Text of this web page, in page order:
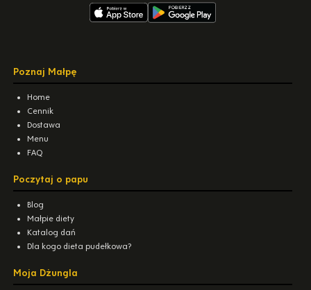
Poznaj Małpę
Home
Cennik
Dostawa
Menu
FAQ
Poczytaj o papu
Blog
Małpie diety
Katalog dań
Dla kogo dieta pudełkowa?
Moja Dżungla